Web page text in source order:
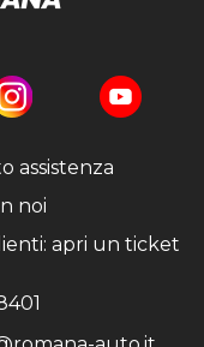
assistenza
noi
apri un ticket